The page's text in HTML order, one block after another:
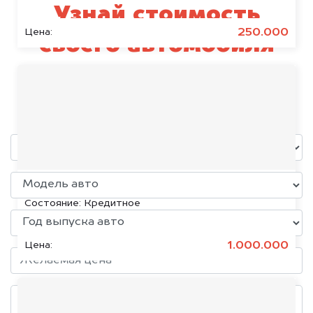
Цена: 250.000
KIA K5, 2020
Состояние: Кредитное
Цена: 1.000.000
Узнай стоимость
своего автомобиля